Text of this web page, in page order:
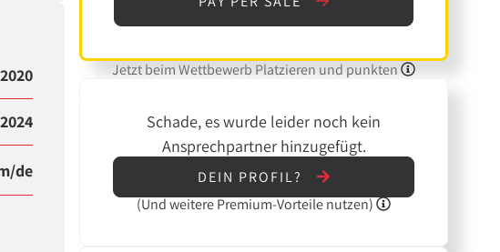
de
Jetzt beim Wettbewerb Platzieren und punkten
Schade, es wurde leider noch kein
Ansprechpartner hinzugefügt.
DEIN PROFIL?
(UndweiterePremium-Vorteile nutzen)